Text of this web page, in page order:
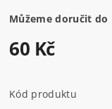
Můžeme doručit do
60 Kč
Kód produktu